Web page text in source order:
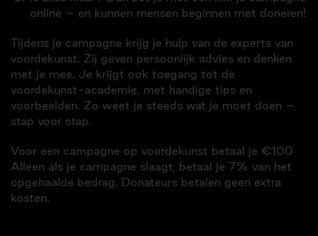
online – en kunnen mensen beginnen met doneren!
Tijdens je campagne krijg je hulp van de experts van
voordekunst. Zij geven persoonlijk advies en denken
met je mee. Je krijgt ook toegang tot de
voordekunst-academie, met handige tips en
voorbeelden. Zo weet je steeds wat je moet doen –
stap voor stap.
Voor een campagne op voordekunst betaal je €100
Alleen als je campagne slaagt, betaal je 7% van het
opgehaalde bedrag. Donateurs betalen geen extra
kosten.